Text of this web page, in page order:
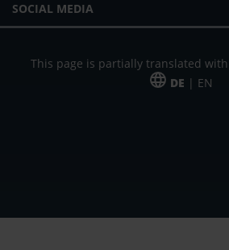
SOCIAL MEDIA
This page is partially translated
DE | EN